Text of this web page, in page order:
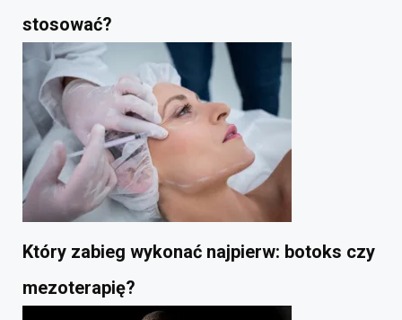
stosować?
Który zabieg wykonać najpierw: botoks czy
mezoterapię?